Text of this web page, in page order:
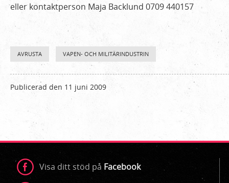
eller kontaktperson Maja Backlund 0709 440157
AVRUSTA VAPEN- OCH MILITÄRINDUSTRIN
Publicerad den 11 juni 2009
Visa ditt stöd på Facebook